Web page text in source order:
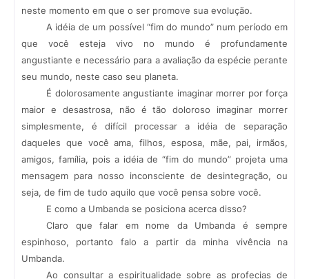
neste momento em que o ser promove sua evolução.
A idéia de um possível “fim do mundo” num período em
que você esteja vivo no mundo é profundamente
angustiante e necessário para a avaliação da espécie perante
seu mundo, neste caso seu planeta.
É dolorosamente angustiante imaginar morrer por força
maior e desastrosa, não é tão doloroso imaginar morrer
simplesmente, é difícil processar a idéia de separação
daqueles que você ama, filhos, esposa, mãe, pai, irmãos,
amigos, família, pois a idéia de “fim do mundo” projeta uma
mensagem para nosso inconsciente de desintegração, ou
seja, de fim de tudo aquilo que você pensa sobre você.
E como a Umbanda se posiciona acerca disso?
Claro que falar em nome da Umbanda é sempre
espinhoso, portanto falo a partir da minha vivência na
Umbanda.
Ao consultar a espiritualidade sobre as profecias de